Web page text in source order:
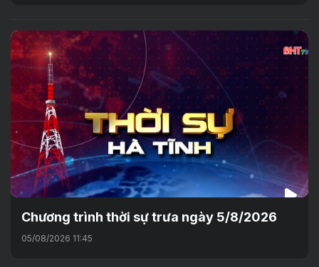
Chương trình thời sự trưa ngày 5/8/2026
05/08/2026 11:45